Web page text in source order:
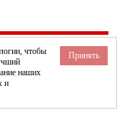
источников или
чтобы
наших
и
Принять